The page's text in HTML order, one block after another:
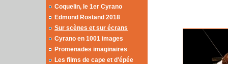
Coquelin, le 1er Cyrano
Edmond Rostand 2018
Sur scènes et sur écrans
Cyrano en 1001 images
Promenades imaginaires
Les films de cape et d'épée